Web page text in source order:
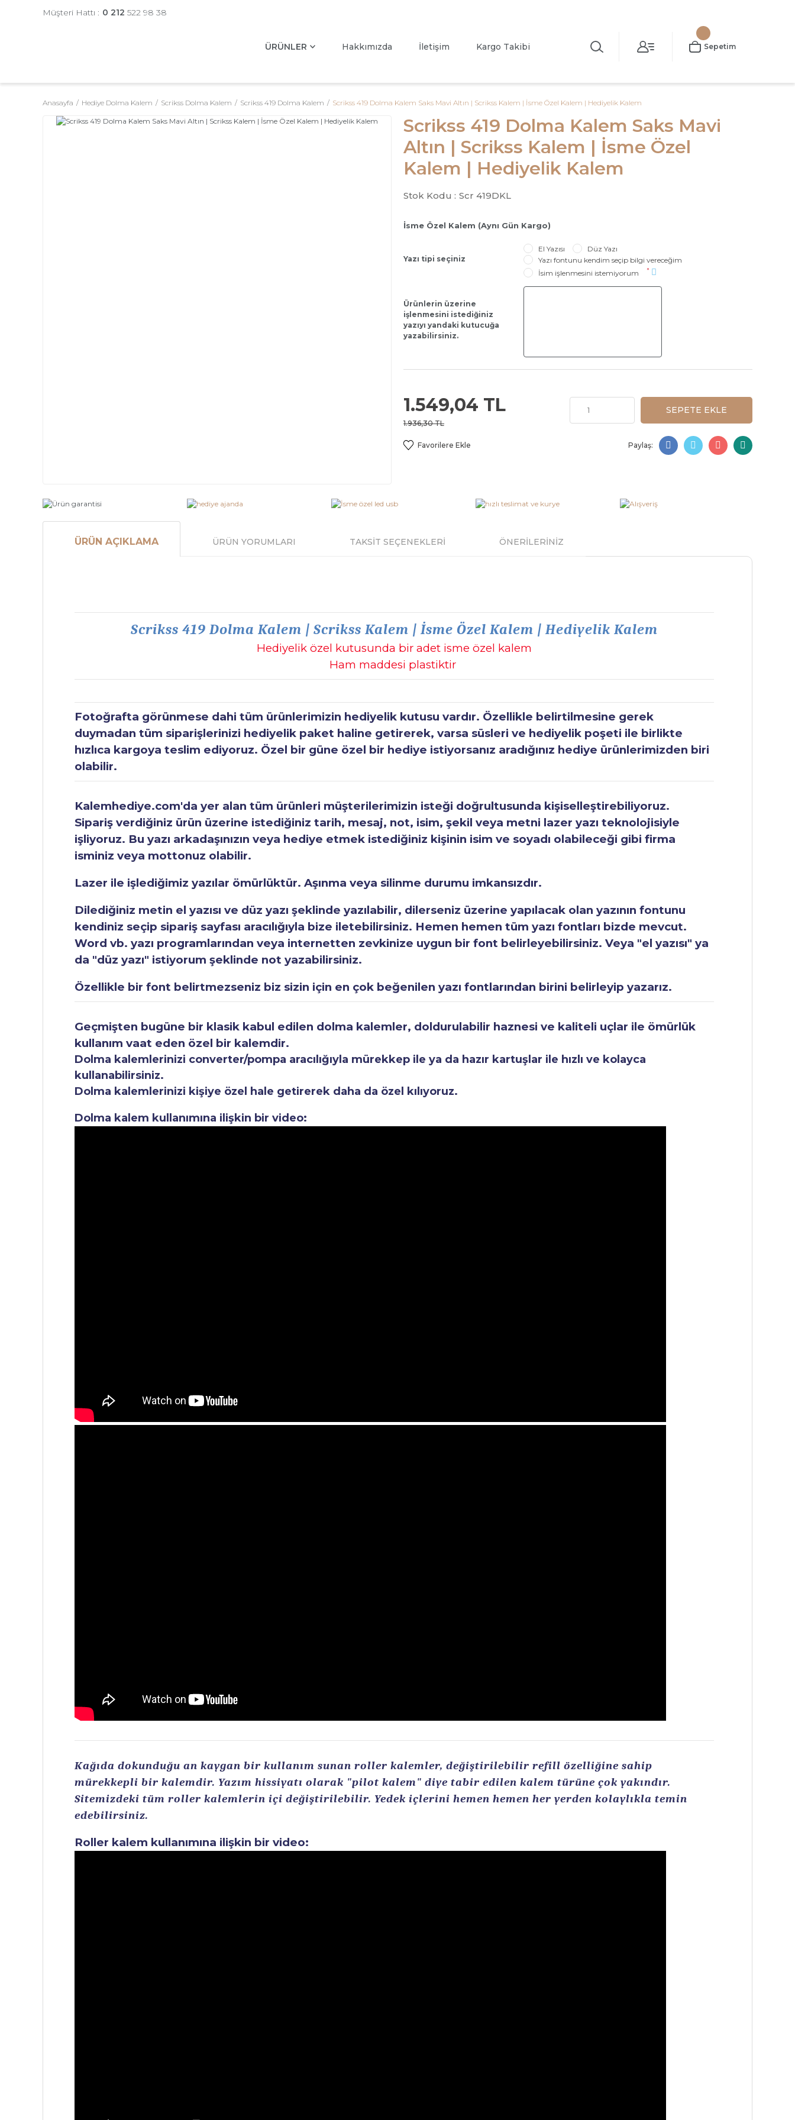
Müşteri Hattı : 0 212 522 98 38
ÜRÜNLER Hakkımızda İletişim Kargo Takibi Sepetim
Anasayfa Hediye Dolma Kalem Scrikss Dolma Kalem Scrikss 419 Dolma Kalem Scrikss 419 Dolma Kalem Saks Mavi Altın | Scrikss Kalem | İsme Özel Kalem | Hediyelik Kalem
Scrikss 419 Dolma Kalem Saks Mavi
Altın | Scrikss Kalem | İsme Özel
Kalem | Hediyelik Kalem
Stok Kodu : Scr 419DKL
İsme Özel Kalem (Aynı Gün Kargo)
Yazı tipi seçiniz
El Yazısı
Düz Yazı
Yazı fontunu kendim seçip bilgi vereceğim
İsim işlenmesini istemiyorum
*
Ürünlerin üzerine
işlenmesini istediğiniz
yazıyı yandaki kutucuğa
yazabilirsiniz.
1.549,04 TL
1.936,30 TL
SEPETE EKLE
Paylaş:
ÜRÜN AÇIKLAMA ÜRÜN YORUMLARI TAKSİT SEÇENEKLERİ ÖNERİLERİNİZ
Scrikss 419 Dolma Kalem | Scrikss Kalem | İsme Özel Kalem | Hediyelik Kalem
Hediyelik özel kutusunda bir adet isme özel kalem
Ham maddesi plastiktir
Fotoğrafta görünmese dahi tüm ürünlerimizin hediyelik kutusu vardır. Özellikle belirtilmesine gerek
duymadan tüm siparişlerinizi hediyelik paket haline getirerek, varsa süsleri ve hediyelik poşeti ile birlikte
hızlıca kargoya teslim ediyoruz. Özel bir güne özel bir hediye istiyorsanız aradığınız hediye ürünlerimizden biri
olabilir.
Kalemhediye.com'da yer alan tüm ürünleri müşterilerimizin isteği doğrultusunda kişiselleştirebiliyoruz.
Sipariş verdiğiniz ürün üzerine istediğiniz tarih, mesaj, not, isim, şekil veya metni lazer yazı teknolojisiyle
işliyoruz. Bu yazı arkadaşınızın veya hediye etmek istediğiniz kişinin isim ve soyadı olabileceği gibi firma
isminiz veya mottonuz olabilir.
Lazer ile işlediğimiz yazılar ömürlüktür. Aşınma veya silinme durumu imkansızdır.
Dilediğiniz metin el yazısı ve düz yazı şeklinde yazılabilir, dilerseniz üzerine yapılacak olan yazının fontunu
kendiniz seçip sipariş sayfası aracılığıyla bize iletebilirsiniz. Hemen hemen tüm yazı fontları bizde mevcut.
Word vb. yazı programlarından veya internetten zevkinize uygun bir font belirleyebilirsiniz. Veya "el yazısı" ya
da "düz yazı" istiyorum şeklinde not yazabilirsiniz.
Özellikle bir font belirtmezseniz biz sizin için en çok beğenilen yazı fontlarından birini belirleyip yazarız.
Geçmişten bugüne bir klasik kabul edilen dolma kalemler, doldurulabilir haznesi ve kaliteli uçlar ile ömürlük
kullanım vaat eden özel bir kalemdir.
Dolma kalemlerinizi converter/pompa aracılığıyla mürekkep ile ya da hazır kartuşlar ile hızlı ve kolayca
kullanabilirsiniz.
Dolma kalemlerinizi kişiye özel hale getirerek daha da özel kılıyoruz.
Dolma kalem kullanımına ilişkin bir video:
Kağıda dokunduğu an kaygan bir kullanım sunan roller kalemler, değiştirilebilir refill özelliğine sahip
mürekkepli bir kalemdir. Yazım hissiyatı olarak "pilot kalem" diye tabir edilen kalem türüne çok yakındır.
Sitemizdeki tüm roller kalemlerin içi değiştirilebilir. Yedek içlerini hemen hemen her yerden kolaylıkla temin
edebilirsiniz.
Roller kalem kullanımına ilişkin bir video: